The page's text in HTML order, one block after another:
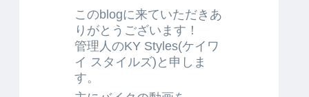
このblogに来ていただきあ
りがとうございます！
管理人のKY Styles(ケイワ
イ スタイルズ)と申しま
す。